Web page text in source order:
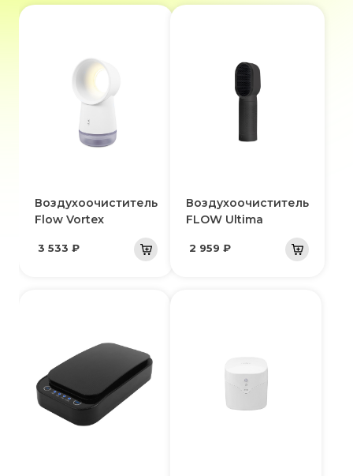
Воздухоочиститель
Flow Vortex
3 533 ₽
Воздухоочиститель
FLOW Ultima
2 959 ₽